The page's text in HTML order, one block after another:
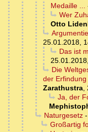
Medaille ...
Wer
Otto
25.01.2018,
Das ist
Die
der
Zarathustra,
Ja, der
Naturgesetz-
Großartig